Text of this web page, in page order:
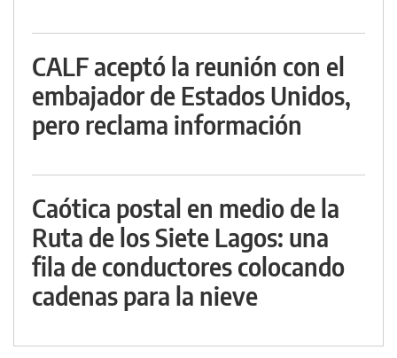
CALF aceptó la reunión con el
embajador de Estados Unidos,
pero reclama información
Caótica postal en medio de la
Ruta de los Siete Lagos: una
fila de conductores colocando
cadenas para la nieve